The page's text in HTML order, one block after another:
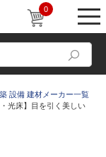
0
設備 建材メーカー一覧
・光床】目を引く美しい